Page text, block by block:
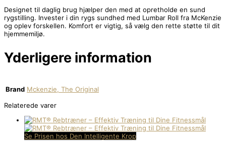
Designet til daglig brug hjælper den med at opretholde en sund
rygstilling. Invester i din rygs sundhed med Lumbar Roll fra McKenzie
og oplev forskellen. Komfort er vigtig, så vælg den rette støtte til dit
hjemmemiljø.
Yderligere information
Brand Mckenzie, The Original
Relaterede varer
Se Prisen hos Den Intelligente Krop